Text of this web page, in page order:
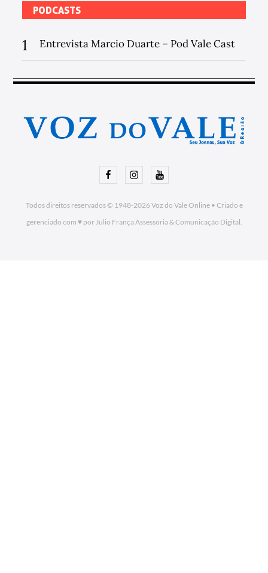
PODCASTS
1 Entrevista Marcio Duarte – Pod Vale Cast
FacebookInstagramYoutube
Todos direitos reservados © 1948-2026Voz do Vale Online• Criado e
gerenciado com ♥ por Julio França Assessoria& Comunicação Digital.